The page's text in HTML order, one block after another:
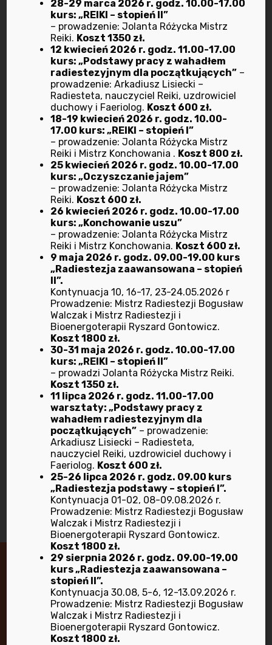
Różycka Mistrz Reiki.
04.06.2022 r.rozpoczęcie kursu: „REIKI I” –
prowadzi Jolanta Różycka Mistrz Reiki.
Kontynuacja 05 czerwca. Wykład inauguracyjny
dla kursantów oraz dla osób zainteresowanych
dnia 03 czerwcao godz. 17.00. Koszt kursu
500 zł.
24.06.2022 r.godz. 17.00 rozpoczęcie kursu:
„Dotyk dla Zdrowia” III stopień– prowadzi A.
Szczerba dyplomowany instruktor kinezjologii
stosowanej. Kontynuacja25-26 czerwca.
Koszt kursu 400 zł.
Zapraszamy w
każdy piątek w
godzinach 12-
15 na badanie
kwantowym
analizatorem
magnetycznym
oraz na badanie
żył wodnych –
prowadzi
Michał Walczak
Previous post
Zostań
Członkiem
Stowarzyszenia
„BIORAD” i
dołącz do nas
:)
Next post
Masz pytania lub wątpliwości?
Skontaktuj się z nami!
28-29 marca 2026 r. godz. 10.00-17.00
kurs: „REIKI – stopień II”
– prowadzenie: Jolanta Różycka Mistrz
Reiki. Koszt 1350 zł.
12 kwiecień 2026 r. godz. 11.00-17.00
kurs: „Podstawy pracy z wahadłem
radiestezyjnym dla początkujących” –
prowadzenie: Arkadiusz Lisiecki –
Radiesteta, nauczyciel Reiki, uzdrowiciel
duchowy i Faeriolog. Koszt 600 zł.
18-19 kwiecień 2026 r. godz. 10.00-
17.00 kurs: „REIKI – stopień I”
– prowadzenie: Jolanta Różycka Mistrz
Reiki i Mistrz Konchowania . Koszt 800 zł.
25 kwiecień 2026 r. godz. 10.00-17.00
kurs: „Oczyszczanie jajem”
– prowadzenie: Jolanta Różycka Mistrz
Reiki. Koszt 600 zł.
26 kwiecień 2026 r. godz. 10.00-17.00
kurs: „Konchowanie uszu”
– prowadzenie: Jolanta Różycka Mistrz
Reiki i Mistrz Konchowania. Koszt 600 zł.
9 maja 2026 r. godz. 09.00-19.00 kurs
„Radiestezja zaawansowana – stopień
II”.
Kontynuacja 10, 16-17, 23-24.05.2026 r
Prowadzenie: Mistrz Radiestezji Bogusław
Walczak i Mistrz Radiestezji i
Bioenergoterapii Ryszard Gontowicz.
Koszt 1800 zł.
30-31 maja 2026 r. godz. 10.00-17.00
kurs: „REIKI – stopień II”
– prowadzi Jolanta Różycka Mistrz Reiki.
Koszt 1350 zł.
11 lipca 2026 r. godz. 11.00-17.00
warsztaty: „Podstawy pracy z
wahadłem radiestezyjnym dla
początkujących” – prowadzenie:
Arkadiusz Lisiecki – Radiesteta,
nauczyciel Reiki, uzdrowiciel duchowy i
Faeriolog. Koszt 600 zł.
25-26 lipca 2026 r. godz. 09.00 kurs
„Radiestezja podstawy – stopień I”.
Kontynuacja 01-02, 08-09.08.2026 r.
Prowadzenie: Mistrz Radiestezji Bogusław
Walczak i Mistrz Radiestezji i
Bioenergoterapii Ryszard Gontowicz.
Koszt 1800 zł.
29 sierpnia 2026 r. godz. 09.00-19.00
kurs „Radiestezja zaawansowana –
stopień II”.
Kontynuacja 30.08, 5-6, 12-13.09.2026 r.
Prowadzenie: Mistrz Radiestezji Bogusław
Walczak i Mistrz Radiestezji i
Bioenergoterapii Ryszard Gontowicz.
Koszt 1800 zł.